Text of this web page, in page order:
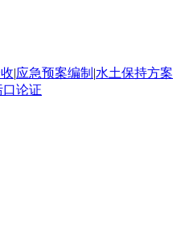
|应急预案编制 |水土保持方案
口论证